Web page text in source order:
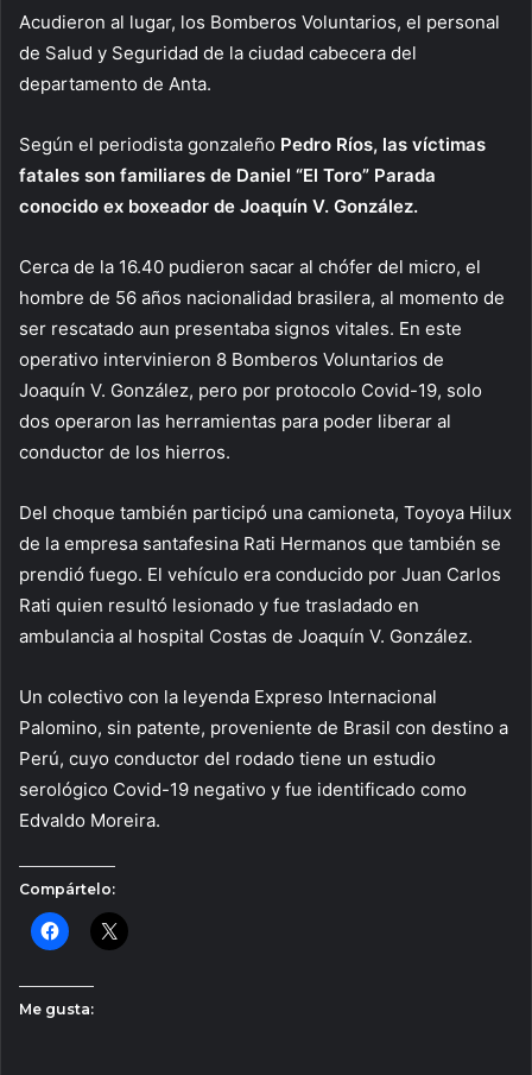
Acudieron al lugar, los Bomberos Voluntarios, el personal
de Salud y Seguridad de la ciudad cabecera del
departamento de Anta.
Según el periodista gonzaleño Pedro Ríos, las víctimas
fatales son familiares de Daniel “El Toro” Parada
conocido ex boxeador de Joaquín V. González.
Cerca de la 16.40 pudieron sacar al chófer del micro, el
hombre de 56 años nacionalidad brasilera, al momento de
ser rescatado aun presentaba signos vitales. En este
operativo intervinieron 8 Bomberos Voluntarios de
Joaquín V. González, pero por protocolo Covid-19, solo
dos operaron las herramientas para poder liberar al
conductor de los hierros.
Del choque también participó una camioneta, Toyoya Hilux
de la empresa santafesina Rati Hermanos que también se
prendió fuego. El vehículo era conducido por Juan Carlos
Rati quien resultó lesionado y fue trasladado en
ambulancia al hospital Costas de Joaquín V. González.
Un colectivo con la leyenda Expreso Internacional
Palomino, sin patente, proveniente de Brasil con destino a
Perú, cuyo conductor del rodado tiene un estudio
serológico Covid-19 negativo y fue identificado como
Edvaldo Moreira.
Compártelo:
Me gusta: